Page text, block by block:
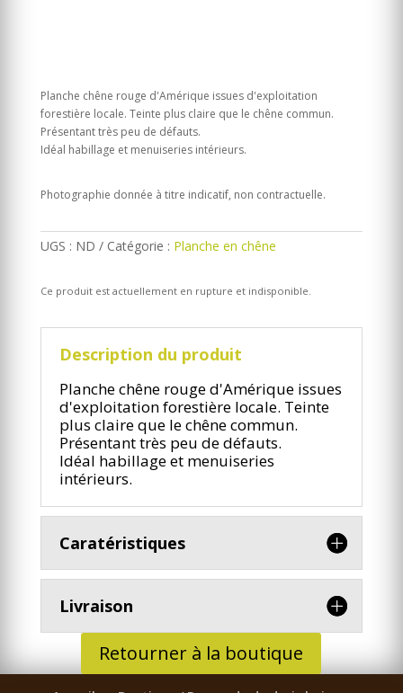
Planche chêne rouge d'Amérique issues d'exploitation
forestière locale. Teinte plus claire que le chêne commun.
Présentant très peu de défauts.
Idéal habillage et menuiseries intérieurs.
Photographie donnée à titre indicatif, non contractuelle.
UGS : ND Catégorie : Planche en chêne
Ce produit est actuellement en rupture et indisponible.
Description du produit
Planche chêne rouge d'Amérique issues
d'exploitation forestière locale. Teinte
plus claire que le chêne commun.
Présentant très peu de défauts.
Idéal habillage et menuiseries
intérieurs.
Caratéristiques
Livraison
Retourner à la boutique